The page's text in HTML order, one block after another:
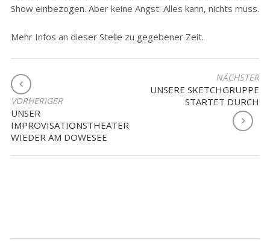
Show einbezogen. Aber keine Angst: Alles kann, nichts muss.
Mehr Infos an dieser Stelle zu gegebener Zeit.
BEITRAGSNAVIGATION
VORHERIGER
UNSER
IMPROVISATIONSTHEATER
WIEDER AM DOWESEE
NÄCHSTER
UNSERE SKETCHGRUPPE
STARTET DURCH